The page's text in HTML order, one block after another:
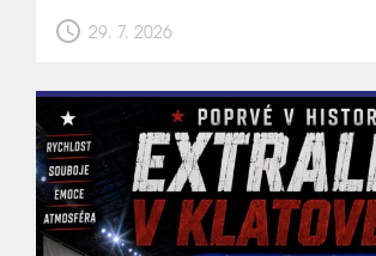
schedule 29. 7. 2026